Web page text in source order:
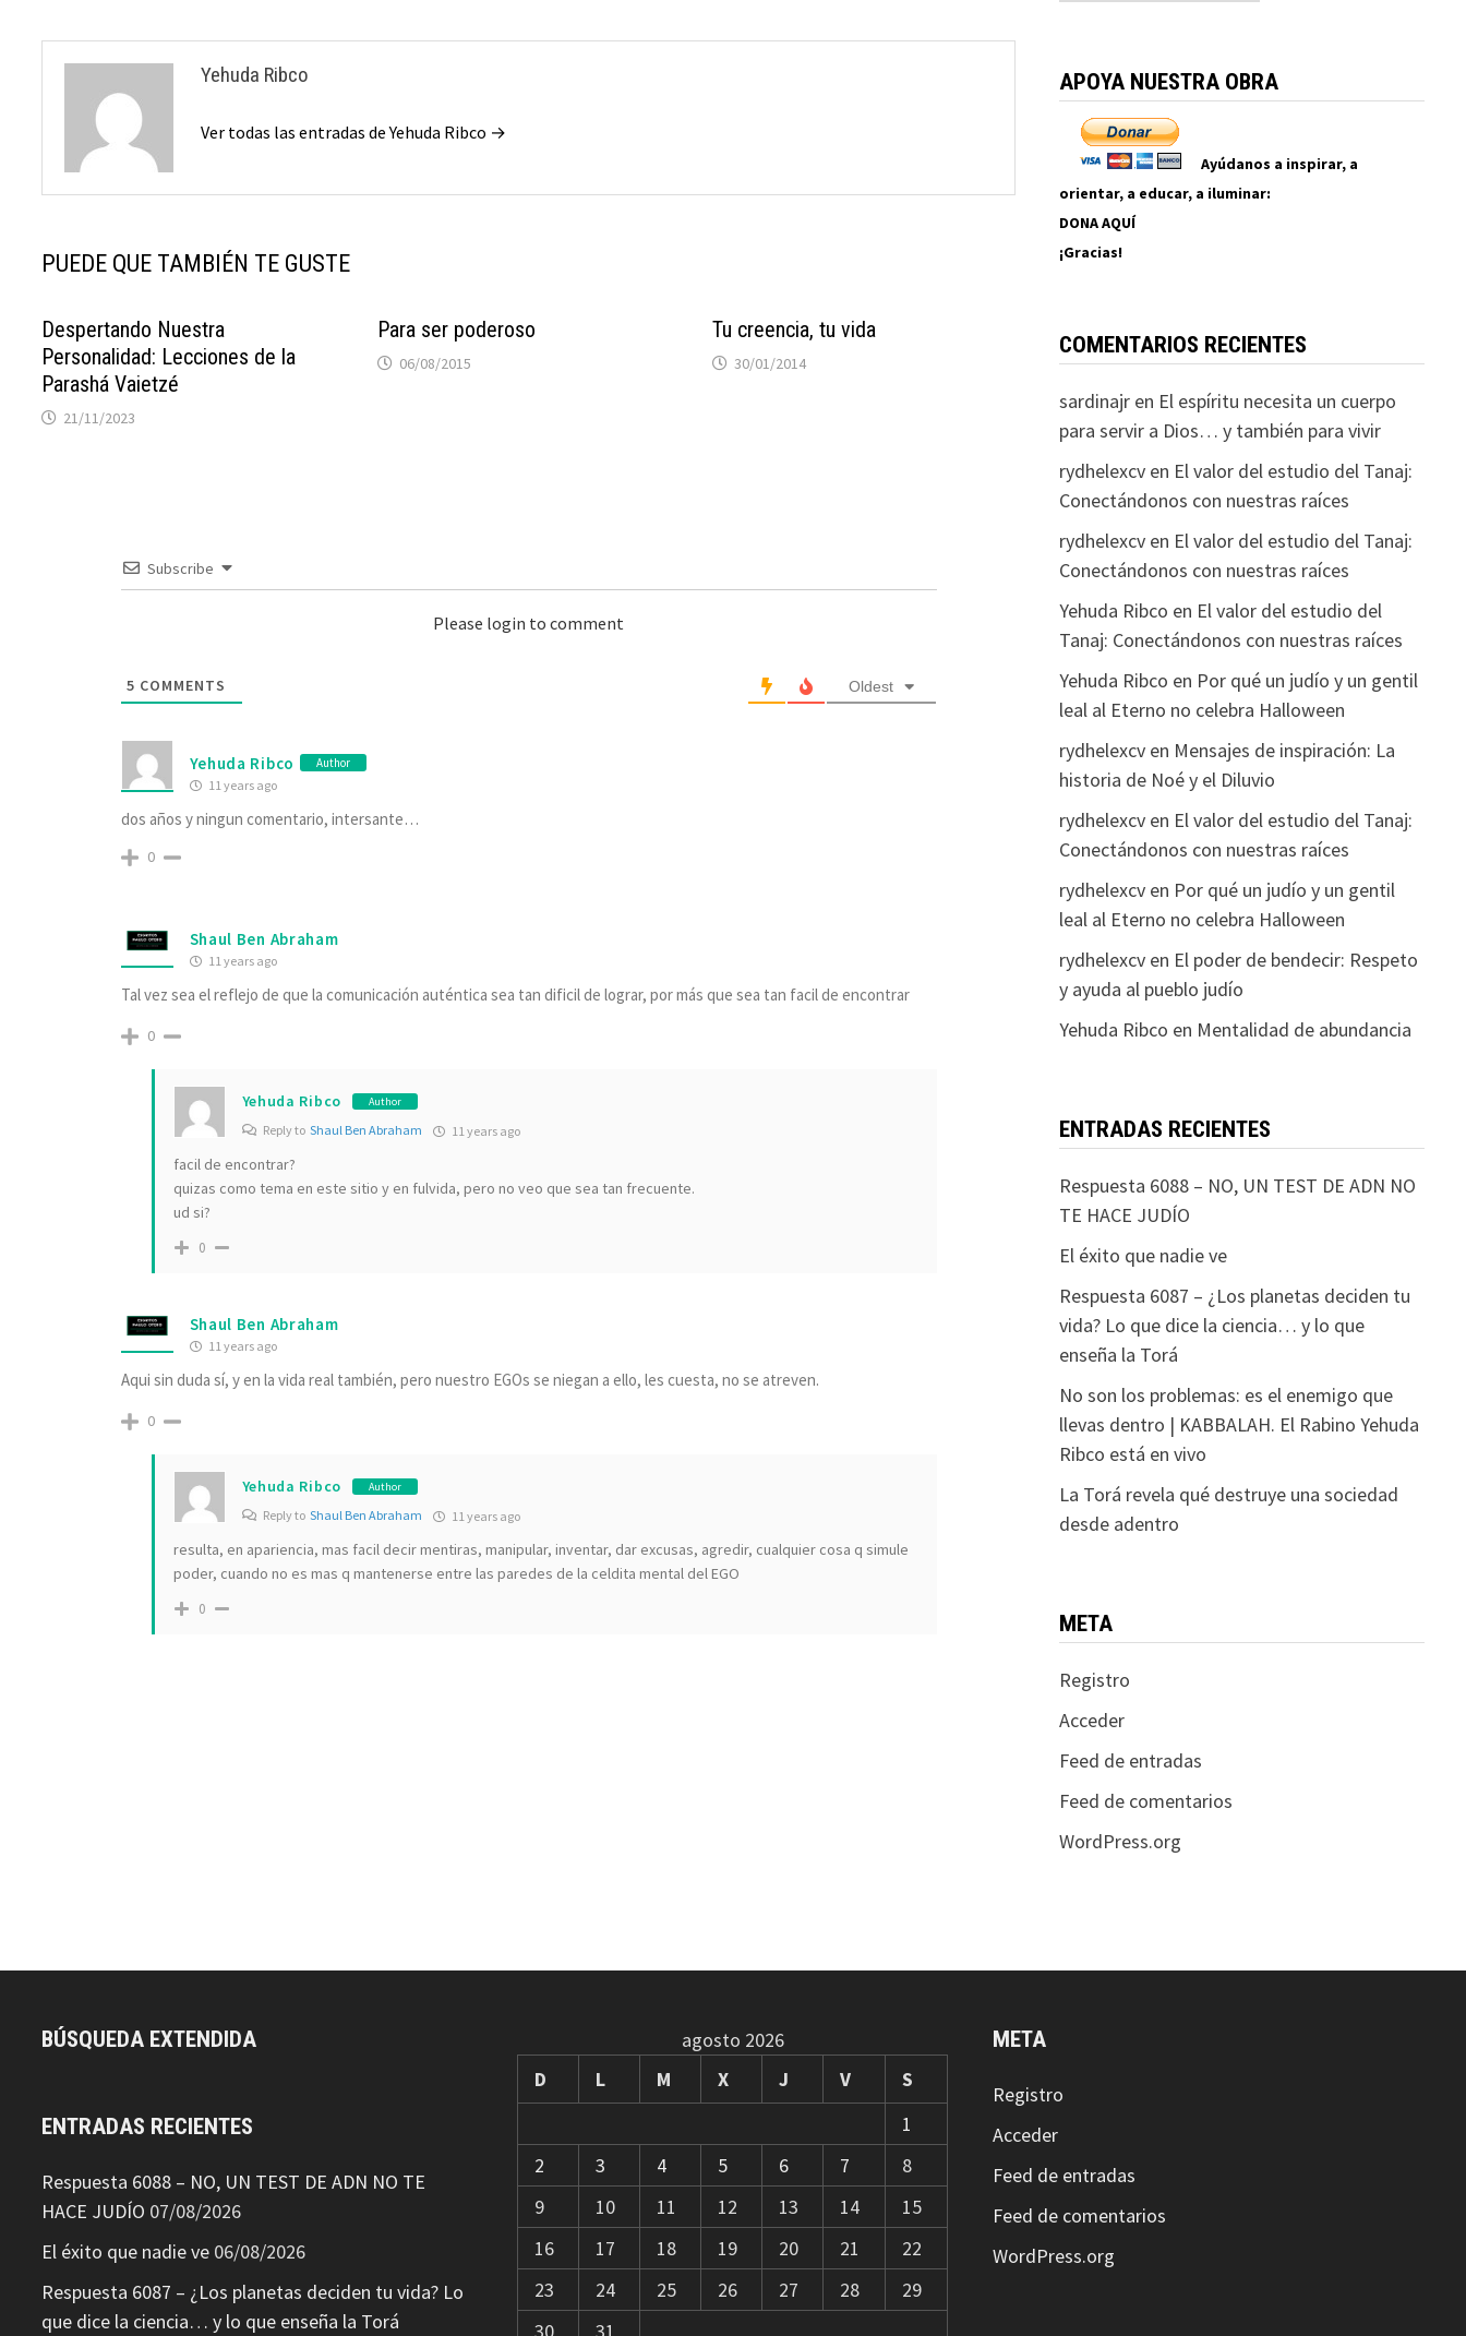
Yehuda Ribco
Ver todas las entradas de Yehuda Ribco →
PUEDE QUE TAMBIÉN TE GUSTE
Despertando Nuestra
Personalidad: Lecciones de la
Parashá Vaietzé
21/11/2023
Para ser poderoso
06/08/2015
Tu creencia, tu vida
30/01/2014
Subscribe
Please login to comment
5 COMMENTS Oldest
Yehuda Ribco Author
11 years ago
dos años y ningun comentario, intersante…
0
Shaul Ben Abraham
11 years ago
Tal vez sea el reflejo de que la comunicación auténtica sea tan dificil de lograr, por más que sea tan facil de encontrar
0
Yehuda Ribco Author
Reply to Shaul Ben Abraham 11 years ago
facil de encontrar?
quizas como tema en este sitio y en fulvida, pero no veo que sea tan frecuente.
ud si?
0
Shaul Ben Abraham
11 years ago
Aqui sin duda sí, y en la vida real también, pero nuestro EGOs se niegan a ello, les cuesta, no se atreven.
0
Yehuda Ribco Author
Reply to Shaul Ben Abraham 11 years ago
resulta, en apariencia, mas facil decir mentiras, manipular, inventar, dar excusas, agredir, cualquier cosa q simule
poder, cuando no es mas q mantenerse entre las paredes de la celdita mental del EGO
0
APOYA NUESTRA OBRA
Ayúdanos a inspirar, a
orientar, a educar, a iluminar:
DONA AQUÍ
¡Gracias!
COMENTARIOS RECIENTES
sardinajren El espíritu necesita un cuerpo
para servir a Dios… y también para vivir
rydhelexcven El valor del estudio del Tanaj:
Conectándonos con nuestras raíces
rydhelexcven El valor del estudio del Tanaj:
Conectándonos con nuestras raíces
Yehuda Ribco en El valor del estudio del
Tanaj: Conectándonos con nuestras raíces
Yehuda Ribco en Por qué un judío y un gentil
leal al Eterno no celebra Halloween
rydhelexcven Mensajes de inspiración: La
historia de Noé y el Diluvio
rydhelexcven El valor del estudio del Tanaj:
Conectándonos con nuestras raíces
rydhelexcven Por qué un judío y un gentil
leal al Eterno no celebra Halloween
rydhelexcven El poder de bendecir: Respeto
y ayuda al pueblo judío
Yehuda Ribco en Mentalidad de abundancia
ENTRADAS RECIENTES
Respuesta 6088 – NO, UN TEST DE ADN NO
TE HACE JUDÍO
El éxito que nadie ve
Respuesta 6087 – ¿Los planetas deciden tu
vida? Lo que dice la ciencia… y lo que
enseña la Torá
No son los problemas: es el enemigo que
llevas dentro | KABBALAH. El Rabino Yehuda
Ribco está en vivo
La Torá revela qué destruye una sociedad
desde adentro
META
Registro
Acceder
Feed de entradas
Feed de comentarios
WordPress.org
BÚSQUEDA EXTENDIDA
ENTRADAS RECIENTES
Respuesta 6088 – NO, UN TEST DE ADN NO TE
HACE JUDÍO 07/08/2026
El éxito que nadie ve 06/08/2026
Respuesta 6087 – ¿Los planetas deciden tu vida? Lo
que dice la ciencia… y lo que enseña la Torá
agosto 2026
D
L M X J V
S
1
2
3 4 5 6 7
8
9
10 11 12 13 14
15
16
17 18 19 20 21
22
23
24 25 26 27 28
29
META
Registro
Acceder
Feed de entradas
Feed de comentarios
WordPress.org